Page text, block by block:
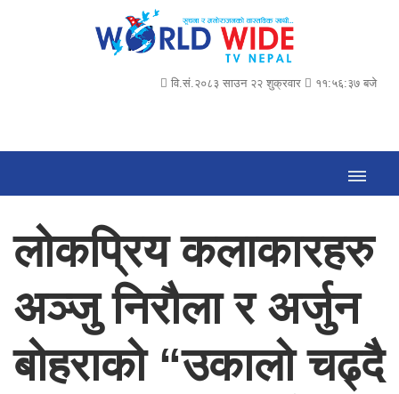
वि.सं.२०८३ साउन २२ शुक्रवार ११:५६:३८ बजे
लोकप्रिय कलाकारहरु
अञ्जु निरौला र अर्जुन
बोहराको “उकालो चढ्दै